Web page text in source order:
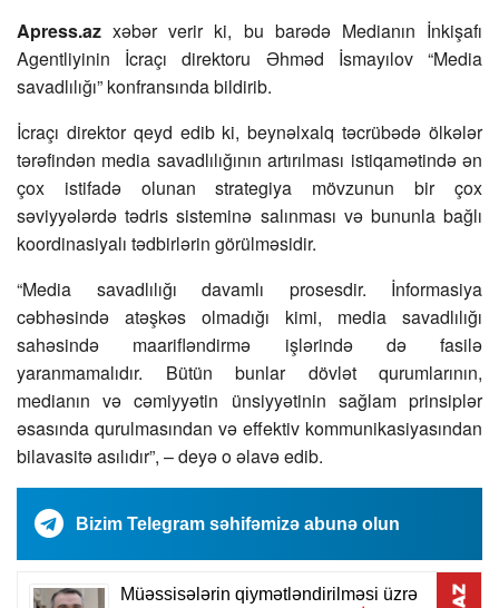
Apress.azxəbər verir ki, bu barədə Medianın İnkişafı
Agentliyinin İcraçı direktoru Əhməd İsmayılov “Media
savadlılığı” konfransında bildirib.
İcraçı direktor qeyd edib ki, beynəlxalq təcrübədə ölkələr
tərəfindən media savadlılığının artırılması istiqamətində ən
çox istifadə olunan strategiya mövzunun bir çox
səviyyələrdə tədris sisteminə salınması və bununla bağlı
koordinasiyalı tədbirlərin görülməsidir.
“Media savadlılığı davamlı prosesdir. İnformasiya
cəbhəsində atəşkəs olmadığı kimi, media savadlılığı
sahəsində maarifləndirmə işlərində də fasilə
yaranmamalıdır. Bütün bunlar dövlət qurumlarının,
medianın və cəmiyyətin ünsiyyətinin sağlam prinsiplər
əsasında qurulmasından və effektiv kommunikasiyasından
bilavasitə asılıdır”, – deyə o əlavə edib.
Bizim Telegram səhifəmizə abunə olun